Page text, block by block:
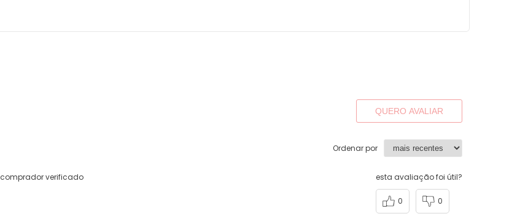
QUERO AVALIAR
Ordenar por
comprador verificado esta avaliação foi útil?
0 0